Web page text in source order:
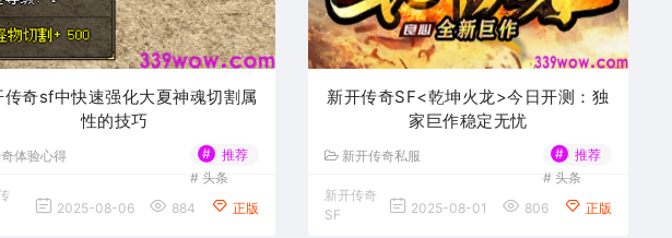
传奇sf中快速强化大夏神魂切割属
性的技巧
体验心得 #
推荐
# 头条
2025-08-06 884 正版
新开传奇SF<乾坤火龙>今日开测：独
家巨作稳定无忧
新开传奇私服 #
推荐
# 头条
新开传奇
SF
2025-08-01 806 正版